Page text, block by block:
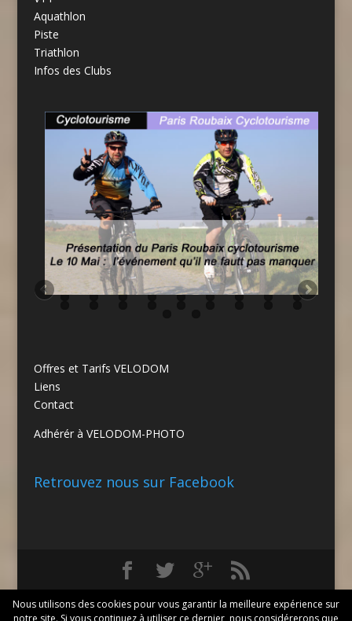
Aquathlon
Piste
Triathlon
Infos des Clubs
Offres et Tarifs VELODOM
Liens
Contact
Adhérér à VELODOM-PHOTO
Retrouvez nous sur Facebook
General Delestraint, 59552 Lambres lez Douai, 06 77
Nous utilisons des cookies pour vous garantir la meilleure expérience sur
notre site. Si vous continuez à utiliser ce dernier, nous considérerons que